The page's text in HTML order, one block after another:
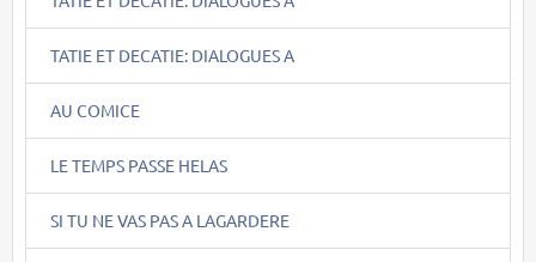
TATIE ET DECATIE: DIALOGUES A
AU COMICE
LE TEMPS PASSE HELAS
SI TU NE VAS PAS A LAGARDERE